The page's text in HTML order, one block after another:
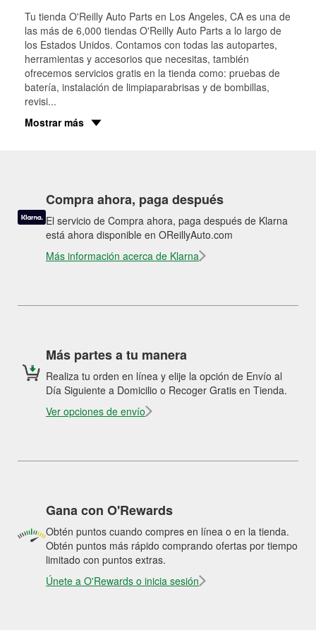
Tu tienda O'Reilly Auto Parts en Los Angeles, CA es una de
las más de 6,000 tiendas O'Reilly Auto Parts a lo largo de
los Estados Unidos. Contamos con todas las autopartes,
herramientas y accesorios que necesitas, también
ofrecemos servicios gratis en la tienda como: pruebas de
batería, instalación de limpiaparabrisas y de bombillas,
revisi...
Mostrar más
Compra ahora, paga después
El servicio de Compra ahora, paga después de Klarna
está ahora disponible en OReillyAuto.com
Más información acerca de Klarna
Más partes a tu manera
Realiza tu orden en línea y elije la opción de Envío al
Día Siguiente a Domicilio o Recoger Gratis en Tienda.
Ver opciones de envío
Gana con O'Rewards
Obtén puntos cuando compres en línea o en la tienda.
Obtén puntos más rápido comprando ofertas por tiempo
limitado con puntos extras.
Únete a O'Rewards o inicia sesión